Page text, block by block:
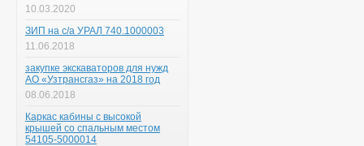
10.03.2020
ЗИП на с/а УРАЛ 740.1000003
11.06.2018
закупке экскаваторов для нужд
АО «Узтрансгаз» на 2018 год
08.06.2018
Каркас кабины с высокой
крышей со спальным местом
54105-5000014